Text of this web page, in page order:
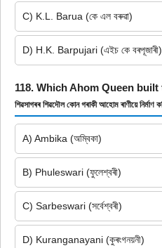
C) K.L. Barua (কে এল বৰুৱা)
D) H.K. Barpujari (এইচ কে বৰপূজাৰী)
118. Which Ahom Queen
শিৱসাগৰৰ শিৱদৌল কোন গৰাকী আহোম ৰাণীয়ে নিৰ্মাণ
A) Ambika (অম্বিকা)
B) Phuleswari (ফুলেশ্বৰী)
C) Sarbeswari (সৰ্বেশ্বৰী)
D) Kuranganayani (কুৰংগনয়নী)